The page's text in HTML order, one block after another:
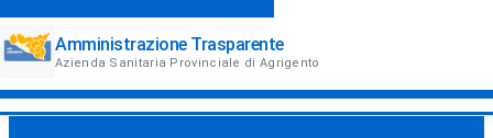
Amministrazione Trasparente
Azienda Sanitaria Provinciale di Agrigento